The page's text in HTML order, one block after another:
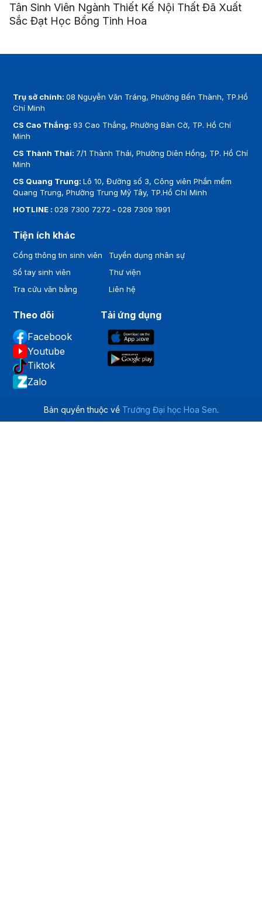
Tân Sinh Viên Ngành Thiết Kế Nội Thất Đã Xuất
Sắc Đạt Học Bổng Tinh Hoa
Trụ sở chính:08 Nguyễn Văn Tráng, Phường Bến Thành, TP.Hồ
Chí Minh
CS Cao Thắng:93 Cao Thắng, Phường Bàn Cờ, TP. Hồ Chí
Minh
CS Thành Thái: 7/1 Thành Thái, Phường Diên Hồng, TP. Hồ Chí
Minh
CS Quang Trung:Lô 10, Đường số 3, Công viên Phần mềm
Quang Trung, Phường Trung Mỹ Tây, TP.Hồ Chí Minh
HOTLINE :028 7300 7272 -028 7309 1991
Tiện ích khác
Cổng thông tin sinh viên
Sổ tay sinh viên
Tra cứu văn bằng
Tuyển dụng nhân sự
Thư viện
Liên hệ
Theo dõi
Facebook
Youtube
Tiktok
Zalo
Tải ứng dụng
Bản quyền thuộc về Trường Đại học Hoa Sen.